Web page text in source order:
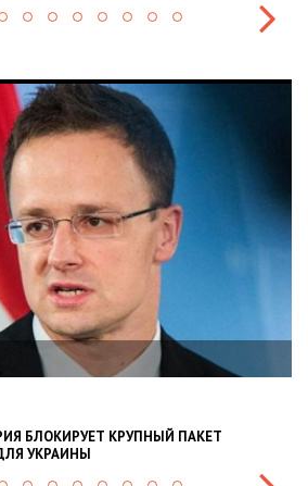
БЛОКИРУЕТ КРУПНЫЙ ПАКЕТ
УКРАИНЫ